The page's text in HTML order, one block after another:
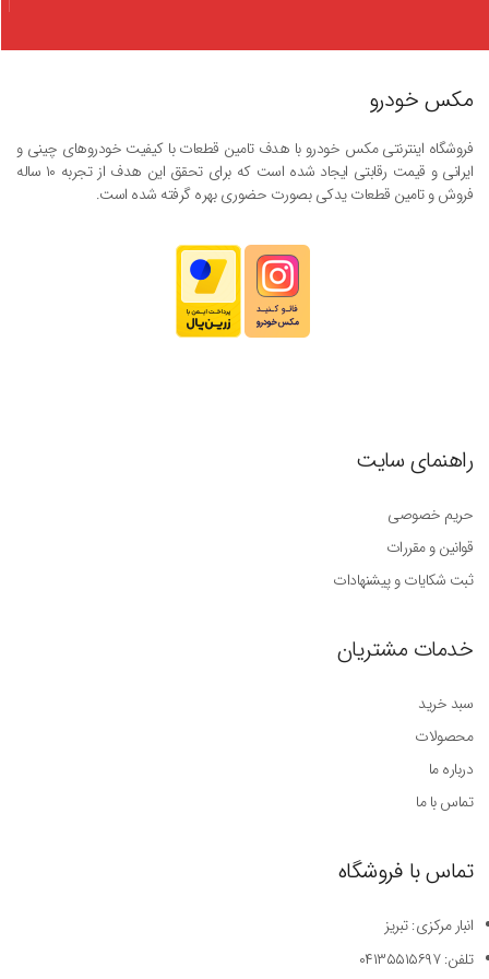
مکس خودرو
فروشگاه اینترنتی مکس خودرو با هدف تامین قطعات با کیفیت خودروهای چینی و
ایرانی و قیمت رقابتی ایجاد شده است که برای تحقق این هدف از تجربه ۱۰ ساله
فروش و تامین قطعات یدکی بصورت حضوری بهره گرفته شده است.
راهنمای سایت
حریم خصوصی
قوانین و مقررات
ثبت شکایات و پیشنهادات
خدمات مشتریان
سبد خرید
محصولات
درباره ما
تماس با ما
تماس با فروشگاه
انبار مرکزی: تبریز
تلفن: ۰۴۱۳۵۵۱۵۶۹۷